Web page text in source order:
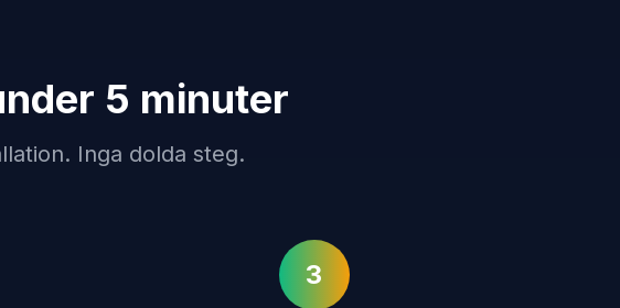
5 minuter
Inga dolda steg.
3